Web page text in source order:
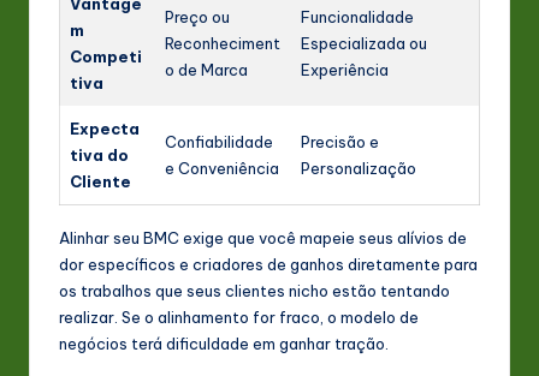
m
Competi
tiva
Preço ou
Reconheciment
o de Marca
Funcionalidade
Especializada ou
Experiência
Expecta
tiva do
Cliente
Confiabilidade
e Conveniência
Precisão e
Personalização
Alinhar seu BMC exige que você mapeie seus alívios de
dor específicos e criadores de ganhos diretamente para
os trabalhos que seus clientes nicho estão tentando
realizar. Se o alinhamento for fraco, o modelo de
negócios terá dificuldade em ganhar tração.